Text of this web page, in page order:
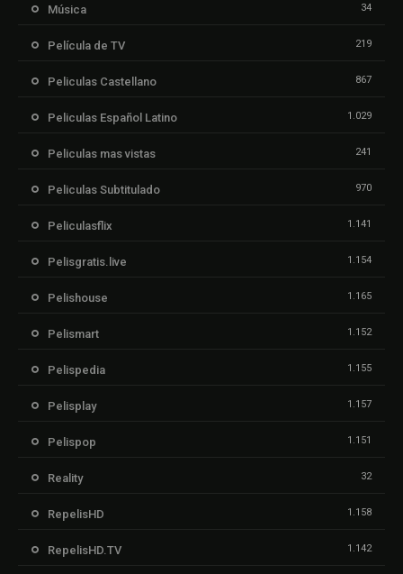
Música 34
Película de TV 219
Peliculas Castellano 867
Peliculas Español Latino 1.029
Peliculas mas vistas 241
Peliculas Subtitulado 970
Peliculasflix 1.141
Pelisgratis.live 1.154
Pelishouse 1.165
Pelismart 1.152
Pelispedia 1.155
Pelisplay 1.157
Pelispop 1.151
Reality 32
RepelisHD 1.158
RepelisHD.TV 1.142